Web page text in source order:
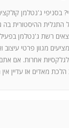
בסניפי ג'נטלמן
התגלית ההיסטורית בה
רשת ג'נטלמן
מגוון פרטי עיצוב
אחרות. אם
הלכת מאדים אז עדיין